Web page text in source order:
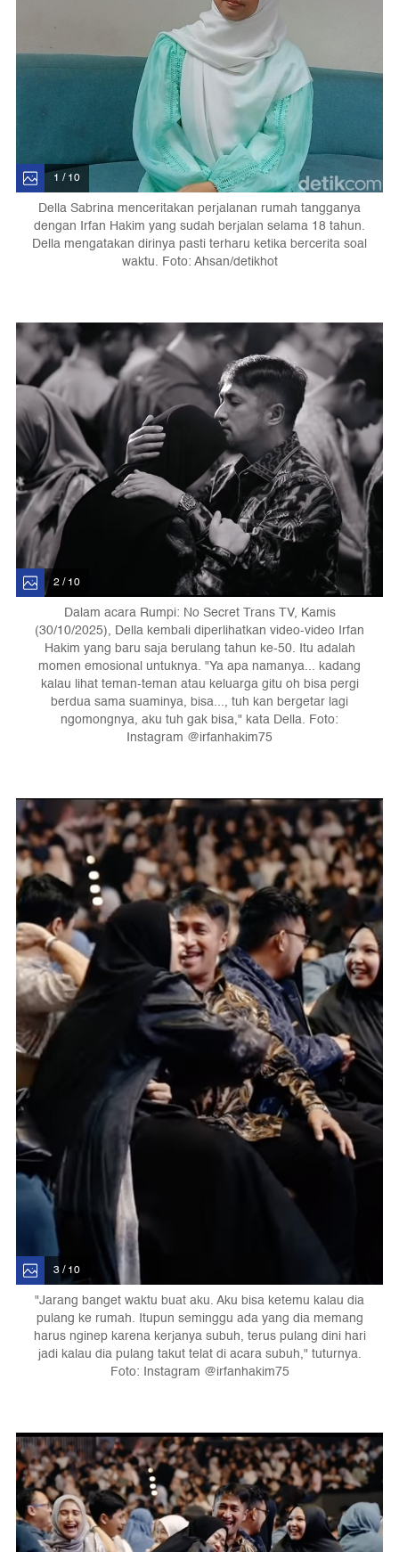
1 / 10
Della Sabrina menceritakan perjalanan rumah tangganya
dengan Irfan Hakim yang sudah berjalan selama 18 tahun.
Della mengatakan dirinya pasti terharu ketika bercerita soal
waktu. Foto: Ahsan/detikhot
2 / 10
Dalam acara Rumpi: No Secret Trans TV, Kamis
(30/10/2025), Della kembali diperlihatkan video-video Irfan
Hakim yang baru saja berulang tahun ke-50. Itu adalah
momen emosional untuknya. "Ya apa namanya... kadang
kalau lihat teman-teman atau keluarga gitu oh bisa pergi
berdua sama suaminya, bisa..., tuh kan bergetar lagi
ngomongnya, aku tuh gak bisa," kata Della. Foto:
Instagram @irfanhakim75
3 / 10
"Jarang banget waktu buat aku. Aku bisa ketemu kalau dia
pulang ke rumah. Itupun seminggu ada yang dia memang
harus nginep karena kerjanya subuh, terus pulang dini hari
jadi kalau dia pulang takut telat di acara subuh," tuturnya.
Foto: Instagram @irfanhakim75